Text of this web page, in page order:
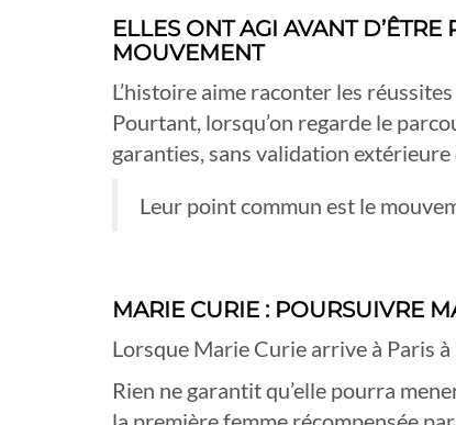
ELLES ONT AGI AVANT
MOUVEMENT
L’histoire aime raconter les
Pourtant, lorsqu’on regarde le
garanties, sans validation
Leur point commun est le
MARIE CURIE : POURSUIVRE
Lorsque Marie Curie arrive à Paris
Rien ne garantit qu’elle pourra